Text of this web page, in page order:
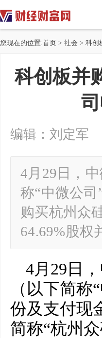
您现在的位置:首页 > 社会 > 科创
科创板并
编辑：刘定军
4月29日，
称“中微公
购买杭州众
64.69%股
4月29日
（以下简
份及支付现
简称“杭州